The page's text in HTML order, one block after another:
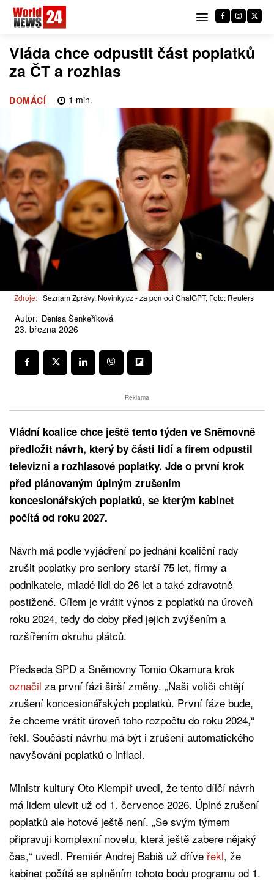
Vláda chce odpustit část poplatků
za ČT a rozhlas
DOMÁCÍ 1 min.
Zdroje: Seznam Zprávy, Novinky.cz - za pomoci ChatGPT, Foto: Reuters
Autor: Denisa Šenkeříková
23. března 2026
Reklama
Vládní koalice chce ještě tento týden ve Sněmovně
předložit návrh, který by části lidí a firem odpustil
televizní a rozhlasové poplatky. Jde o první krok
před plánovaným úplným zrušením
koncesionářských poplatků, se kterým kabinet
počítá od roku 2027.
Návrh má podle vyjádření po jednání koaliční rady
zrušit poplatky pro seniory starší 75 let, firmy a
podnikatele, mladé lidi do 26 let a také zdravotně
postižené. Cílem je vrátit výnos z poplatků na úroveň
roku 2024, tedy do doby před jejich zvýšením a
rozšířením okruhu plátců.
Předseda SPD a Sněmovny Tomio Okamura krok
označil za první fázi širší změny. „Naši voliči chtějí
zrušení koncesionářských poplatků. První fáze bude,
že chceme vrátit úroveň toho rozpočtu do roku 2024,“
řekl. Součástí návrhu má být i zrušení automatického
navyšování poplatků o inflaci.
Ministr kultury Oto Klempíř uvedl, že tento dílčí návrh
má lidem ulevit už od 1. července 2026. Úplné zrušení
poplatků ale hotové ještě není. „Se svým týmem
připravuji komplexní novelu, která ještě zabere nějaký
čas,“ uvedl. Premiér Andrej Babiš už dříve řekl, že
kabinet počítá se splněním tohoto bodu programu od 1.